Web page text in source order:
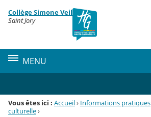
Menu de la rubrique
Contenu
Collège Simone Veil
Saint Jory
MENU
Vous êtes ici : Accueil› Informations pratiques
culturelle›